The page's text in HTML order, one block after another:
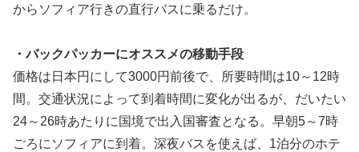
からソフィア行きの直行バスに乗るだけ。
・バックパッカーにオススメの移動手段
価格は日本円にして3000円前後で、所要時間は10～12時
間。交通状況によって到着時間に変化が出るが、だいたい
24～26時あたりに国境で出入国審査となる。早朝5～7時
ごろにソフィアに到着。深夜バスを使えば、1泊分のホテ